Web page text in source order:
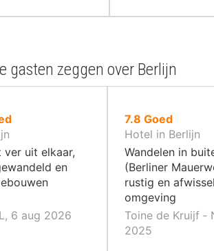
gasten zeggen over Berlijn
uit elkaar,
en
6 aug 2026
7.8 uit
10
,
Goed
Hotel in Berlijn
Wandelen in
(Berliner
rustig en
omgeving
Toine de Kruijf ‐
2025